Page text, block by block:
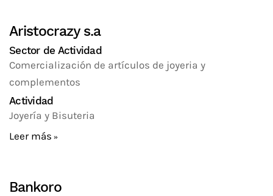
Aristocrazy s.a
Sector de Actividad
Comercialización de artículos de joyeria y
complementos
Actividad
Joyería y Bisuteria
Leer más
Bankoro